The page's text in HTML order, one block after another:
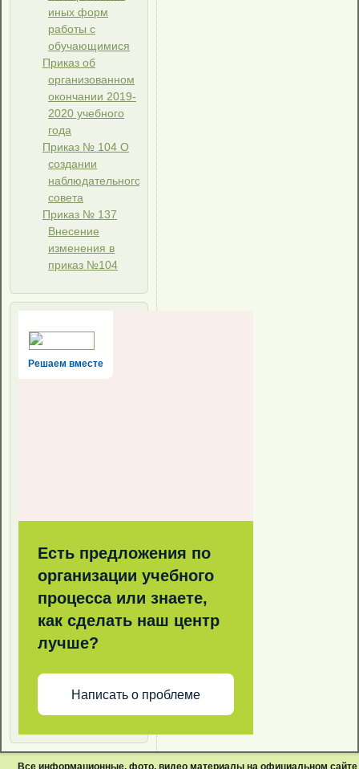
иных форм
работы с
обучающимися
Приказ об
организованном
окончании 2019-
2020 учебного
года
Приказ № 104 О
создании
наблюдательного
совета
Приказ № 137
Внесение
изменения в
приказ №104
Решаем вместе
Есть предложения по
организации учебного
процесса или знаете,
как сделать наш центр
лучше?
Написать о проблеме
Все информационные, фото, видео материалы на официальном сайте